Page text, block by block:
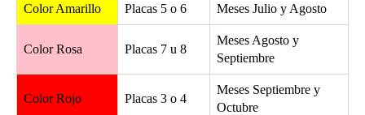
Color Amarillo Placas 5 o 6 Meses Julio y Agosto
Color Rosa Placas 7 u 8
Meses Agosto y
Septiembre
Color Rojo Placas 3 o 4
Meses Septiembre y
Octubre